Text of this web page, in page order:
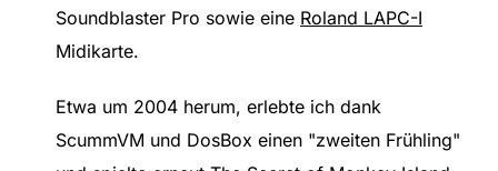
Soundblaster Pro sowie eine Roland LAPC-I
Midikarte.
Etwa um 2004 herum, erlebte ich dank
ScummVM und DosBox einen "zweiten Frühling"